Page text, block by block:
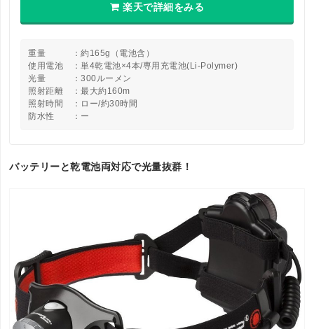
楽天で詳細をみる
重量 ：約165g（電池含）
使用電池 ：単4乾電池×4本/専用充電池(Li-Polymer)
光量 ：300ルーメン
照射距離 ：最大約160m
照射時間 ：ロー/約30時間
防水性 ：ー
バッテリーと乾電池両対応で光量抜群！